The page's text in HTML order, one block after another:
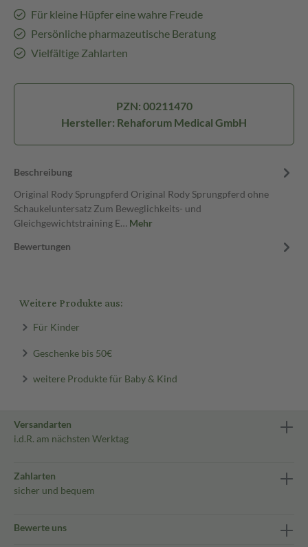
Für kleine Hüpfer eine wahre Freude
Persönliche pharmazeutische Beratung
Vielfältige Zahlarten
PZN: 00211470
Hersteller: Rehaforum Medical GmbH
Beschreibung
Original Rody Sprungpferd Original Rody Sprungpferd ohne
Schaukeluntersatz Zum Beweglichkeits- und
Gleichgewichtstraining E… Mehr
Bewertungen
Weitere Produkte aus:
Für Kinder
Geschenke bis 50€
weitere Produkte für Baby & Kind
Versandarten
i.d.R. am nächsten Werktag
Zahlarten
sicher und bequem
Bewerte uns